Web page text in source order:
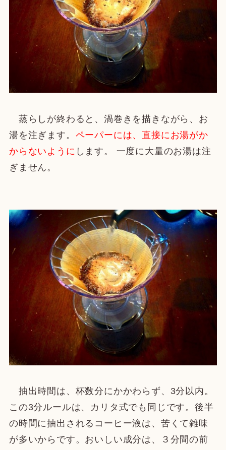
蒸らしが終わると、渦巻きを描きながら、お
湯を注ぎます。 ペーパーには、直接にお湯がか
からないように します。 一度に大量のお湯は注
ぎません。
抽出時間は、杯数分にかかわらず、3分以内。
この3分ルールは、カリタ式でも同じです。後半
の時間に抽出されるコーヒー液は、苦くて雑味
が多いからです。おいしい成分は、３分間の前